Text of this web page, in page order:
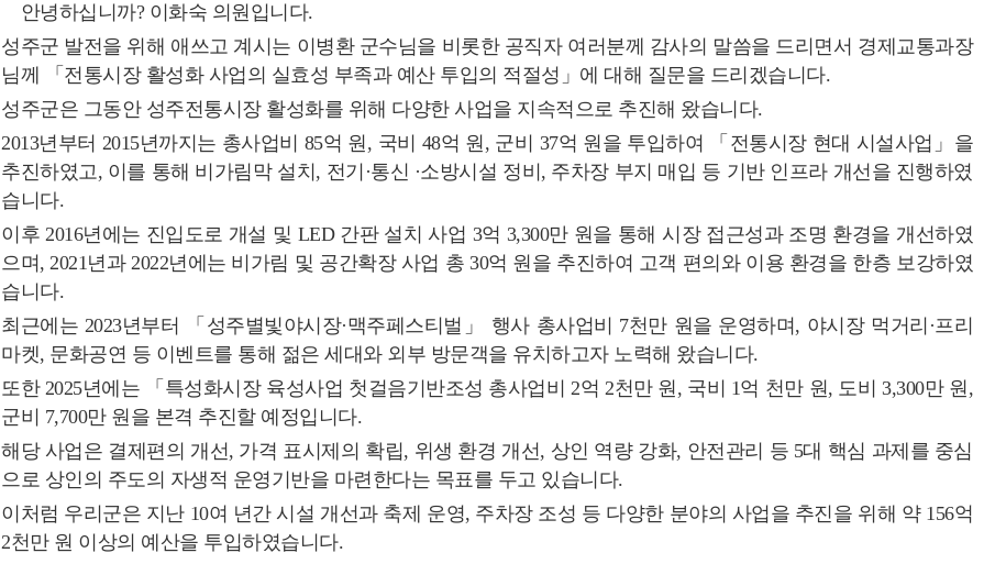
안녕하십니까? 이화숙 의원입니다.
성주군 발전을 위해 애쓰고 계시는 이병환 군수님을 비롯한 공직자 여러분께 감사의 말씀을 드리면서 경제교통과장
님께 「전통시장 활성화 사업의 실효성 부족과 예산 투입의 적절성」에 대해 질문을 드리겠습니다.
성주군은 그동안 성주전통시장 활성화를 위해 다양한 사업을 지속적으로 추진해 왔습니다.
2013년부터 2015년까지는 총사업비 85억 원, 국비 48억 원, 군비 37억 원을 투입하여 「전통시장 현대 시설사업」을
추진하였고, 이를 통해 비가림막 설치, 전기·통신 ·소방시설 정비, 주차장 부지 매입 등 기반 인프라 개선을 진행하였
습니다.
이후 2016년에는 진입도로 개설 및 LED 간판 설치 사업 3억 3,300만 원을 통해 시장 접근성과 조명 환경을 개선하였
으며, 2021년과 2022년에는 비가림 및 공간확장 사업 총 30억 원을 추진하여 고객 편의와 이용 환경을 한층 보강하였
습니다.
최근에는 2023년부터 「성주별빛야시장·맥주페스티벌」 행사 총사업비 7천만 원을 운영하며, 야시장 먹거리·프리
마켓, 문화공연 등 이벤트를 통해 젊은 세대와 외부 방문객을 유치하고자 노력해 왔습니다.
또한 2025년에는 「특성화시장 육성사업 첫걸음기반조성 총사업비 2억 2천만 원, 국비 1억 천만 원, 도비 3,300만 원,
군비 7,700만 원을 본격 추진할 예정입니다.
해당 사업은 결제편의 개선, 가격 표시제의 확립, 위생 환경 개선, 상인 역량 강화, 안전관리 등 5대 핵심 과제를 중심
으로 상인의 주도의 자생적 운영기반을 마련한다는 목표를 두고 있습니다.
이처럼 우리군은 지난 10여 년간 시설 개선과 축제 운영, 주차장 조성 등 다양한 분야의 사업을 추진을 위해 약 156억
2천만 원 이상의 예산을 투입하였습니다.